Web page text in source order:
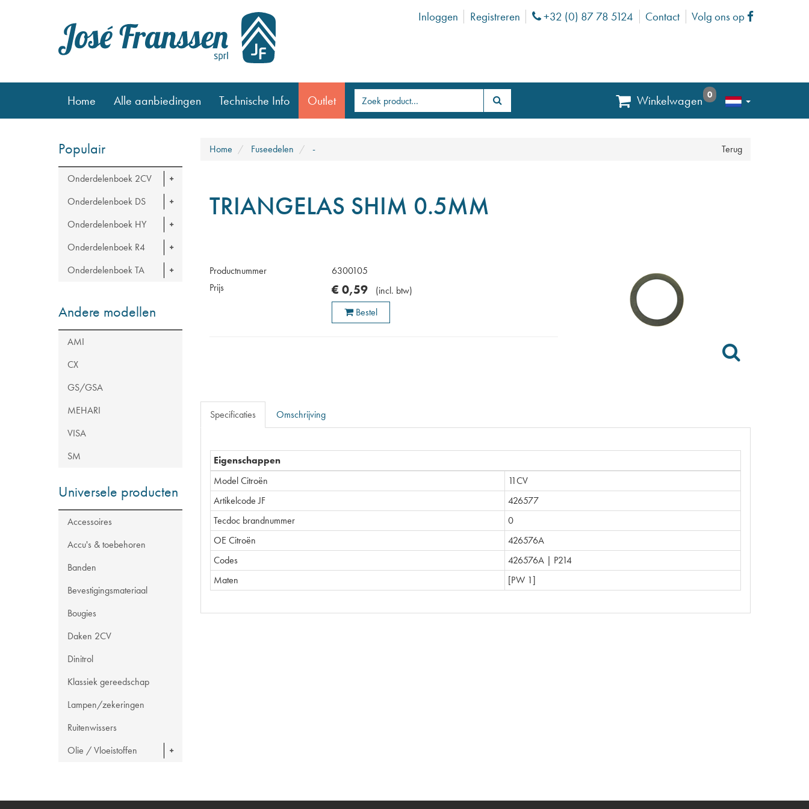
Inloggen Registreren Phone
+32 (0) 87 78 5124 Contact Volg ons op Facebook
Home Alle aanbiedingen Technische Info Outlet Winkelwagen 0
Populair
Onderdelenboek 2CV
Onderdelenboek DS
Onderdelenboek HY
Onderdelenboek R4
Onderdelenboek TA
Andere modellen
AMI
CX
GS/GSA
MEHARI
VISA
SM
Universele producten
Accessoires
Accu's & toebehoren
Banden
Bevestigingsmateriaal
Bougies
Daken 2CV
Dinitrol
Klassiek gereedschap
Lampen/zekeringen
Ruitenwissers
Olie / Vloeistoffen
Terug
Home Fuseedelen -
TRIANGELAS SHIM 0.5MM
Productnummer
6300105
Prijs
€ 0,59 (incl. btw)
Bestel
Specificaties Omschrijving
Eigenschappen
Model Citroën
11CV
Artikelcode JF
426577
Tecdoc brandnummer
0
OE Citroën
426576A
Codes
426576A | P214
Maten
[PW 1]